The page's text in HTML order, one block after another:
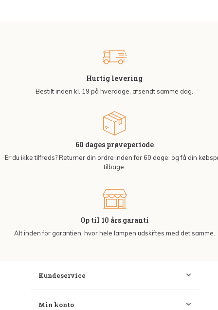
Hurtig levering
Bestilt inden kl. 19 på hverdage, afsendt samme dag.
60 dages prøveperiode
Er du ikke tilfreds? Returner din ordre inden for 60 dage, og få din
tilbage.
Op til 10 års garanti
Alt inden for garantien, hvor hele lampen udskiftes med det samme.
Kundeservice
Min konto